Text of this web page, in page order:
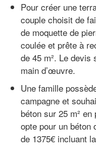
Pour créer une
couple choisit de
de moquette de
coulée et prête à
de 45 m². Le devis
main d’œuvre.
Une famille
campagne et
béton sur 25 m²
opte pour un béton
de 1375€ incluant